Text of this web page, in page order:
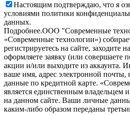
Настоящим подтверждаю, что я
условиями политики
данных.
Подробнее.OOO "Современные
«Современные технологии»)
регистрируетесь на сайте, заходите
оформляете заявку (или совершаете
акции и/или выходите из аккаунта.
ваше имя, адрес электронной почты,
данные по кредитной карте.
является единственным владельцем
на данном сайте. Ваши личные
каким-либо образом переданы